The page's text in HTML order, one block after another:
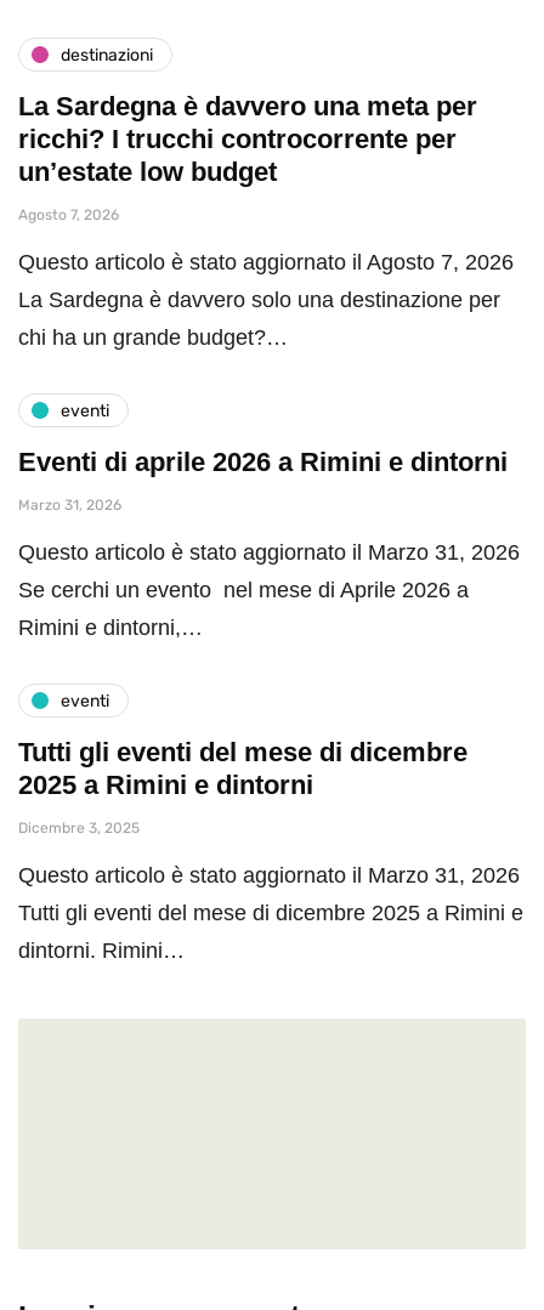
destinazioni
La Sardegna è davvero una meta per
ricchi? I trucchi controcorrente per
un’estate low budget
Agosto 7, 2026
Questo articolo è stato aggiornato il Agosto 7, 2026
La Sardegna è davvero solo una destinazione per
chi ha un grande budget?…
eventi
Eventi di aprile 2026 a Rimini e dintorni
Marzo 31, 2026
Questo articolo è stato aggiornato il Marzo 31, 2026
Se cerchi un evento nel mese di Aprile 2026 a
Rimini e dintorni,…
eventi
Tutti gli eventi del mese di dicembre
2025 a Rimini e dintorni
Dicembre 3, 2025
Questo articolo è stato aggiornato il Marzo 31, 2026
Tutti gli eventi del mese di dicembre 2025 a Rimini e
dintorni. Rimini…